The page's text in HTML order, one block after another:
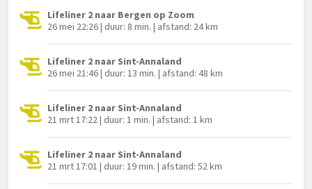
Lifeliner 2 naar Bergen op Zoom
26 mei 22:26 | duur: 8 min. | afstand: 24 km
Lifeliner 2 naar Sint-Annaland
26 mei 21:46 | duur: 13 min. | afstand: 48 km
Lifeliner 2 naar Sint-Annaland
21 mrt 17:22 | duur: 1 min. | afstand: 1 km
Lifeliner 2 naar Sint-Annaland
21 mrt 17:01 | duur: 19 min. | afstand: 52 km